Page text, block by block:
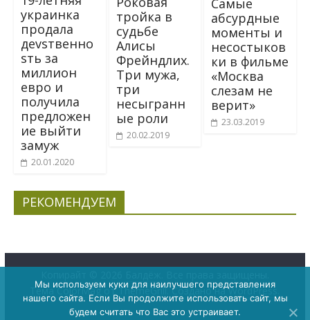
украинка
продала
деvsтвенно
sть за
миллион
евро и
получила
предложен
ие выйти
замуж
20.01.2020
тройка в
судьбе
Алисы
Фрейндлих.
Три мужа,
три
несыгранн
ые роли
20.02.2019
абсурдные
моменты и
несостыков
ки в фильме
«Москва
слезам не
верит»
23.03.2019
РЕКОМЕНДУЕМ
ТемаColorMagот ThemeGrill. Создано наWordPress
Мы используем куки для наилучшего представления
нашего сайта. Если Вы продолжите использовать сайт, мы
будем считать что Вас это устраивает.